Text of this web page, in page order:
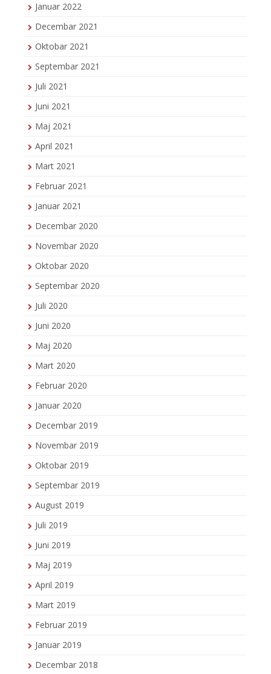
Januar 2022
Decembar 2021
Oktobar 2021
Septembar 2021
Juli 2021
Juni 2021
Maj 2021
April 2021
Mart 2021
Februar 2021
Januar 2021
Decembar 2020
Novembar 2020
Oktobar 2020
Septembar 2020
Juli 2020
Juni 2020
Maj 2020
Mart 2020
Februar 2020
Januar 2020
Decembar 2019
Novembar 2019
Oktobar 2019
Septembar 2019
August 2019
Juli 2019
Juni 2019
Maj 2019
April 2019
Mart 2019
Februar 2019
Januar 2019
Decembar 2018